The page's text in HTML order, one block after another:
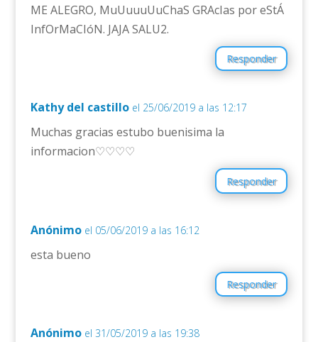
ME ALEGRO, MuUuuuUuChaS GRAcIas por eStÁ
InfOrMaCIóN. JAJA SALU2.
Responder
Kathy del castillo el 25/06/2019 a las 12:17
Muchas gracias estubo buenisima la
informacion♡♡♡♡
Responder
Anónimo el 05/06/2019 a las 16:12
esta bueno
Responder
Anónimo el 31/05/2019 a las 19:38